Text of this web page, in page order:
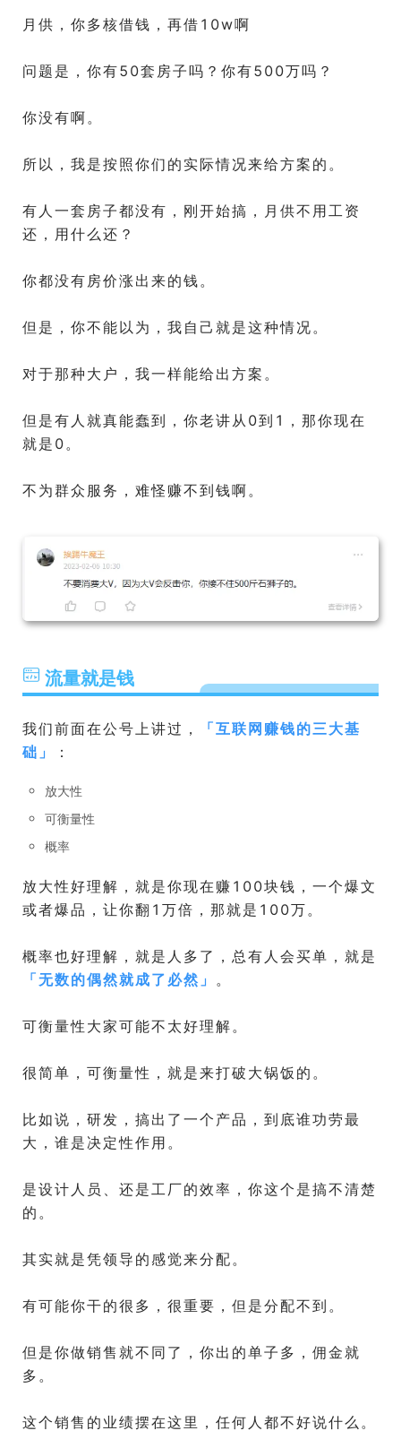
月供，你多核借钱，再借10w啊
问题是，你有50套房子吗？你有500万吗？
你没有啊。
所以，我是按照你们的实际情况来给方案的。
有人一套房子都没有，刚开始搞，月供不用工资
还，用什么还？
你都没有房价涨出来的钱。
但是，你不能以为，我自己就是这种情况。
对于那种大户，我一样能给出方案。
但是有人就真能蠢到，你老讲从0到1，那你现在
就是0。
不为群众服务，难怪赚不到钱啊。
流量就是钱
我们前面在公号上讲过， 「互联网赚钱的三大基
础 」 ：
放大性
可衡量性
概率
放大性好理解，就是你现在赚100块钱，一个爆文
或者爆品，让你翻1万倍，那就是100万。
概率也好理解，就是人多了，总有人会买单，就是
「无数的偶然就成了必然 」 。
可衡量性大家可能不太好理解。
很简单，可衡量性，就是来打破大锅饭的。
比如说，研发，搞出了一个产品，到底谁功劳最
大，谁是决定性作用。
是设计人员、还是工厂的效率，你这个是搞不清楚
的。
其实就是凭领导的感觉来分配。
有可能你干的很多，很重要，但是分配不到。
但是你做销售就不同了，你出的单子多，佣金就
多。
这个销售的业绩摆在这里，任何人都不好说什么。